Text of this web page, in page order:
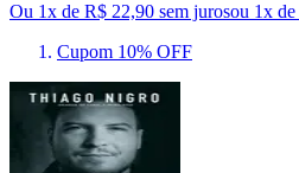
Ou 1x de R$ 22,90 sem jurosou 1x de
Cupom 10% OFF